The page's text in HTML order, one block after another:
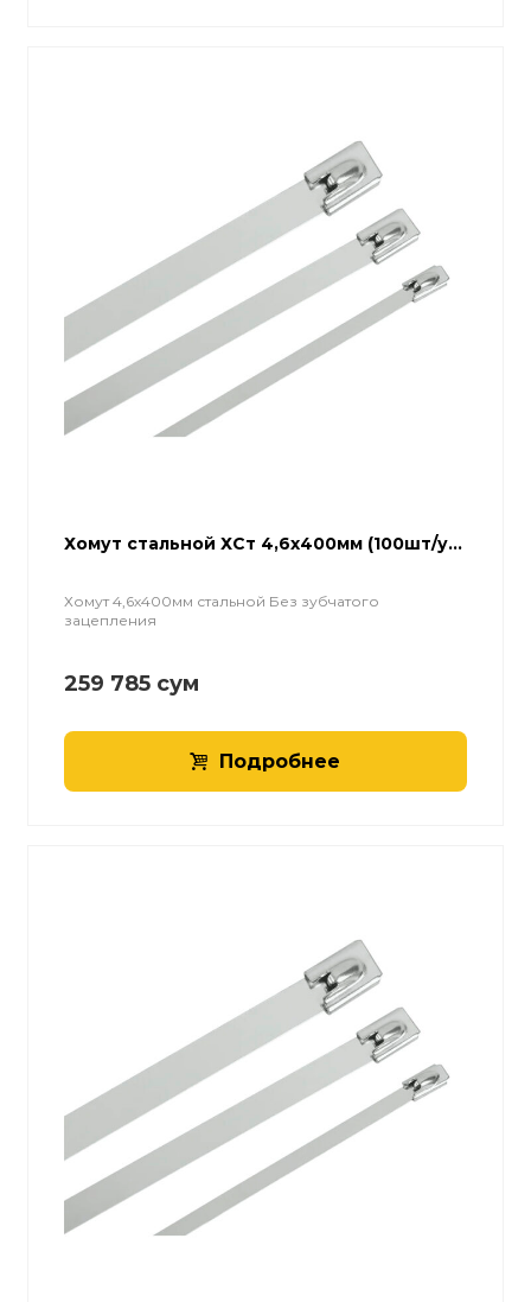
Хомут стальной ХСт 4,6х400мм (100шт/у...
Хомут 4,6х400мм стальной Без зубчатого
зацепления
259 785 сум
Подробнее